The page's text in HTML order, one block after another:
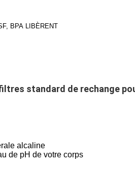
BPA LIBÈRENT
standard de rechange
alcaline
de pH de votre corps